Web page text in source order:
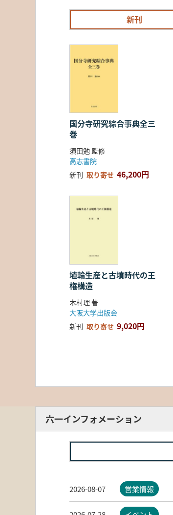
新刊
国分寺研究綜合事典全三
巻
須田勉 監修
高志書院
新刊 取り寄せ 46,200円
埴輪生産と古墳時代の王
権構造
木村理 著
大阪大学出版会
新刊 取り寄せ 9,020円
六一インフォメーション
2026-08-07 営業情報